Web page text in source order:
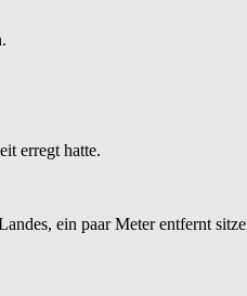
erregt hatte.
ein paar Meter entfernt